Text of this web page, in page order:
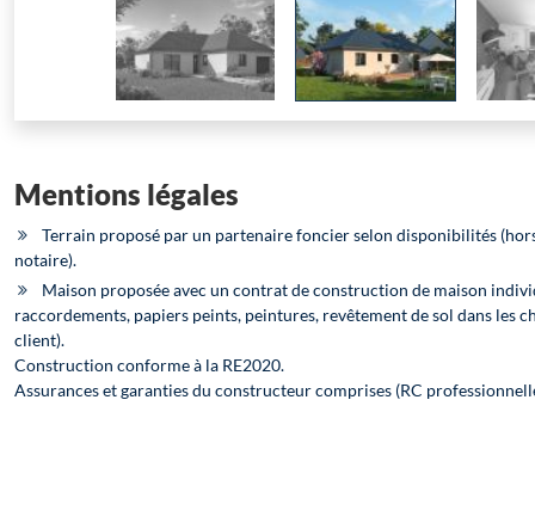
Mentions légales
Terrain proposé par un partenaire foncier selon disponibilités
notaire).
Maison proposée avec un contrat de construction de maison
raccordements, papiers peints, peintures, revêtement de sol dans les
client).
Construction conforme à la RE2020.
Assurances et garanties du constructeur comprises (RC